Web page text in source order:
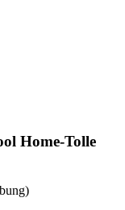
Home-Tolle